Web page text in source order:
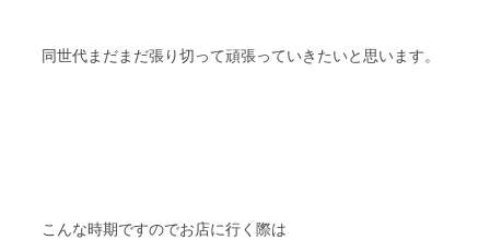
同世代まだまだ張り切って頑張っていきたいと思います。
こんな時期ですのでお店に行く際は